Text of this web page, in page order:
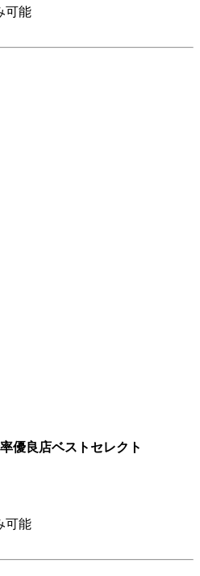
可能
優良店ベストセレクト
可能